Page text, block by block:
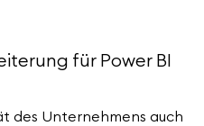
für Power BI
des Unternehmens auch